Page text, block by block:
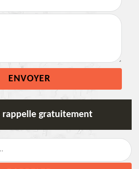
rappelle gratuitement